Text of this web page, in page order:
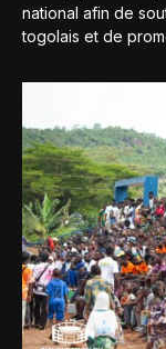
national afin de
togolais et de